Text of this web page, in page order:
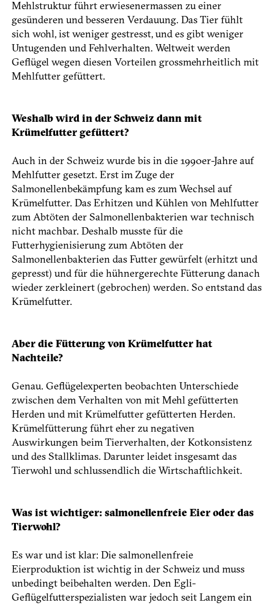
Mehlstruktur führt erwiesenermassen zu einer
gesünderen und besseren Verdauung. Das Tier fühlt
sich wohl, ist weniger gestresst, und es gibt weniger
Untugenden und Fehlverhalten. Weltweit werden
Geflügel wegen diesen Vorteilen grossmehrheitlich mit
Mehlfutter gefüttert.
Weshalb wird in der Schweiz dann mit
Krümelfutter gefüttert?
Auch in der Schweiz wurde bis in die 1990er-Jahre auf
Mehlfutter gesetzt. Erst im Zuge der
Salmonellenbekämpfung kam es zum Wechsel auf
Krümelfutter. Das Erhitzen und Kühlen von Mehlfutter
zum Abtöten der Salmonellenbakterien war technisch
nicht machbar. Deshalb musste für die
Futterhygienisierung zum Abtöten der
Salmonellenbakterien das Futter gewürfelt (erhitzt und
gepresst) und für die hühnergerechte Fütterung danach
wieder zerkleinert (gebrochen) werden. So entstand das
Krümelfutter.
Aber die Fütterung von Krümelfutter hat
Nachteile?
Genau. Geflügelexperten beobachten Unterschiede
zwischen dem Verhalten von mit Mehl gefütterten
Herden und mit Krümelfutter gefütterten Herden.
Krümelfütterung führt eher zu negativen
Auswirkungen beim Tierverhalten, der Kotkonsistenz
und des Stallklimas. Darunter leidet insgesamt das
Tierwohl und schlussendlich die Wirtschaftlichkeit.
Was ist wichtiger: salmonellenfreie Eier oder das
Tierwohl?
Es war und ist klar: Die salmonellenfreie
Eierproduktion ist wichtig in der Schweiz und muss
unbedingt beibehalten werden. Den Egli-
Geflügelfutterspezialisten war jedoch seit Langem ein